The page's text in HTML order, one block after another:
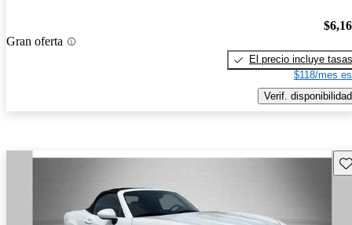
Gran oferta
El precio incluye tasas
$118/mes
Verif. disponibilidad